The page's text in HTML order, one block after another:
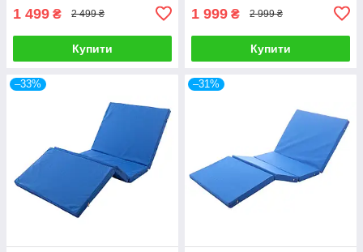
1 499 ₴ 2 499 ₴
Купити
1 999 ₴ 2 999 ₴
Купити
–33% –31%